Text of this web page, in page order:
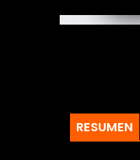
RESUMEN